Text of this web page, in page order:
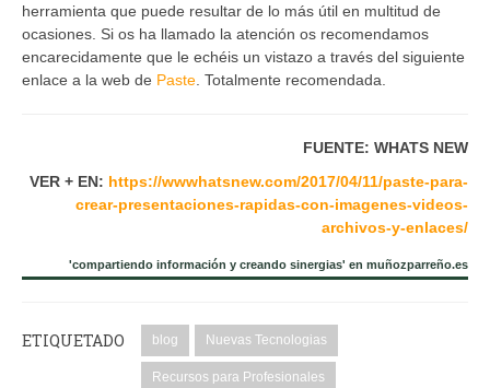
herramienta que puede resultar de lo más útil en multitud de
ocasiones. Si os ha llamado la atención os recomendamos
encarecidamente que le echéis un vistazo a través del siguiente
enlace a la web de Paste . Totalmente recomendada.
FUENTE: WHATS NEW
VER + EN: https://wwwhatsnew.com/2017/04/11/paste-para-
crear-presentaciones-rapidas-con-imagenes-videos-
archivos-y-enlaces/
'compartiendo información y creando sinergias' en muñozparreño.es
ETIQUETADO blog Nuevas Tecnologias
Recursos para Profesionales